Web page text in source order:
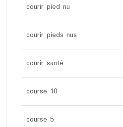
courir pied nu
courir pieds nus
courir santé
course 10
course 5